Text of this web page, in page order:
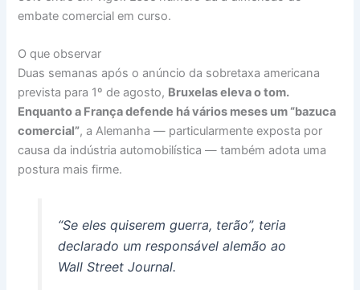
embate comercial em curso.
O que observar
Duas semanas após o anúncio da sobretaxa americana
prevista para 1º de agosto, Bruxelas eleva o tom.
Enquanto a França defende há vários meses um “bazuca
comercial”, a Alemanha — particularmente exposta por
causa da indústria automobilística — também adota uma
postura mais firme.
“Se eles quiserem guerra, terão”, teria
declarado um responsável alemão ao
Wall Street Journal.